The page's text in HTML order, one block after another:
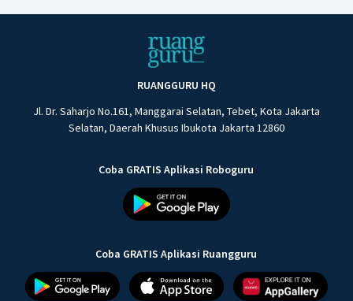
RUANGGURU HQ
Jl. Dr. Saharjo No.161, Manggarai Selatan, Tebet, Kota Jakarta
Selatan, Daerah Khusus Ibukota Jakarta 12860
Coba GRATIS Aplikasi Roboguru
Coba GRATIS Aplikasi Ruangguru